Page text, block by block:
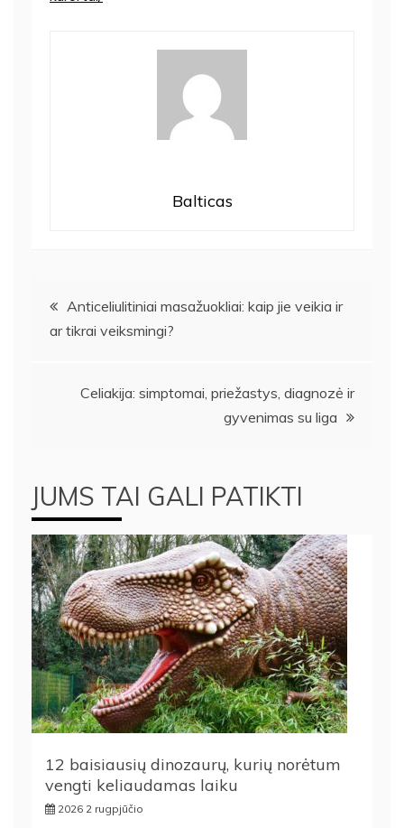
Balticas
Navigacija
tarp
įrašų
Anticeliulitiniai masažuokliai: kaip jie veikia ir
ar tikrai veiksmingi?
Celiakija: simptomai, priežastys, diagnozė ir
gyvenimas su liga
JUMS TAI GALI PATIKTI
12 baisiausių dinozaurų, kurių norėtum
vengti keliaudamas laiku
2026 2 rugpjūčio